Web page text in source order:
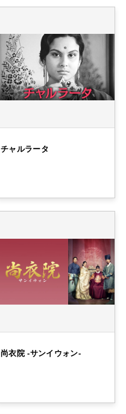
チャルラータ
尚衣院 -サンイウォン-